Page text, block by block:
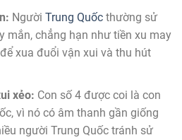
Người Trung Quốcthường sử
mắn, chẳng hạn như tiền xu may
xua đuổi vận xui và thu hút
xẻo: Con số 4 được coi là con
vì nó có âm thanh gần giống
người Trung Quốc tránh sử